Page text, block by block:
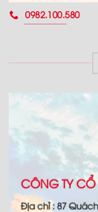
0982.100.580
CÔNG TY
Địa chỉ : 87 Quách